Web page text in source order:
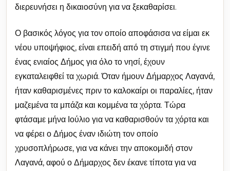
διερευνήσει η δικαιοσύνη για να ξεκαθαρίσει.
Ο βασικός λόγος για τον οποίο αποφάσισα να είμαι εκ
νέου υποψήφιος, είναι επειδή από τη στιγμή που έγινε
ένας ενιαίος Δήμος για όλο το νησί, έχουν
εγκαταλειφθεί τα χωριά. Όταν ήμουν Δήμαρχος Λαγανά,
ήταν καθαρισμένες πριν το καλοκαίρι οι παραλίες, ήταν
μαζεμένα τα μπάζα και κομμένα τα χόρτα. Τώρα
φτάσαμε μήνα Ιούλιο για να καθαρισθούν τα χόρτα και
να φέρει ο Δήμος έναν ιδιώτη τον οποίο
χρυσοπλήρωσε, για να κάνει την αποκομιδή στον
Λαγανά, αφού ο Δήμαρχος δεν έκανε τίποτα για να